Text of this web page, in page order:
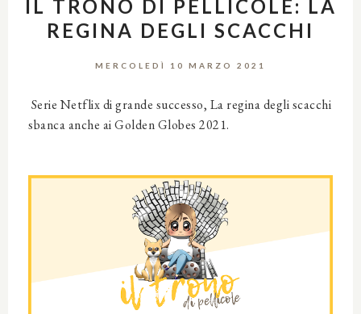
IL TRONO DI PELLICOLE: LA
REGINA DEGLI SCACCHI
MERCOLEDÌ 10 MARZO 2021
Serie Netflix di grande successo, La regina degli scacchi
sbanca anche ai Golden Globes 2021.